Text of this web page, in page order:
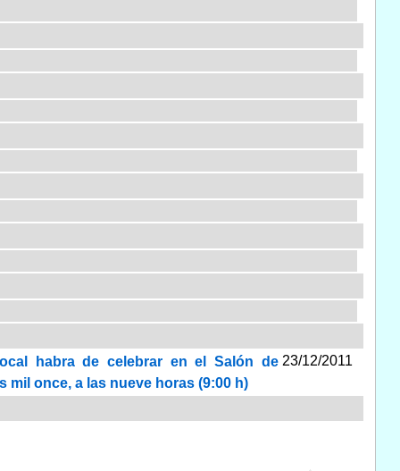
habra de celebrar en el Salón de
once, a las nueve horas (9:00 h)
23/12/2011